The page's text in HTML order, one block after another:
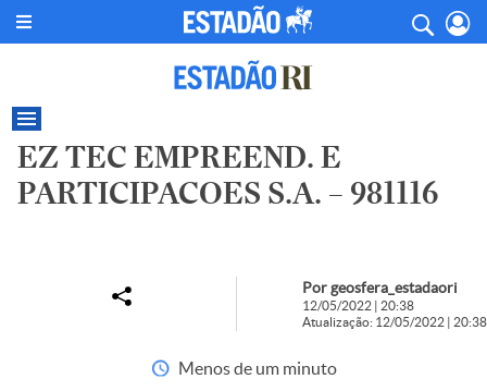
EZ TEC EMPREEND. E
PARTICIPACOES S.A. – 981116
Por geosfera_estadaori
12/05/2022 | 20:38
Atualização: 12/05/2022 | 20:38
Menos de um minuto